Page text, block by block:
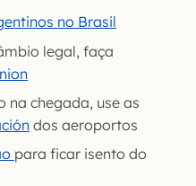
no Brasil
legal, faça
na chegada, use as
dos aeroportos
para ficar isento do